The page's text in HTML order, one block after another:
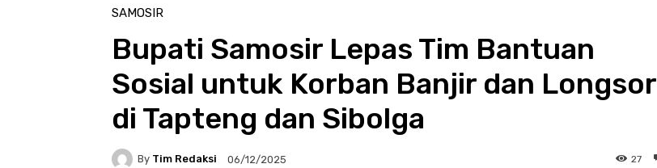
SAMOSIR
Bupati Samosir Lepas Tim Bantuan
Sosial untuk Korban Banjir dan Longsor
di Tapteng dan Sibolga
By Tim Redaksi 06/12/2025 27